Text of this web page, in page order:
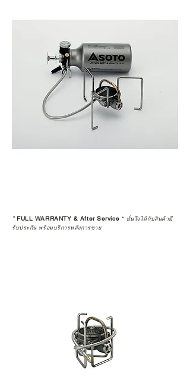
*FULL WARRANTY & After Service * มั่นใจได้กับสินค้ามี
รับประกัน พร้อมบริการหลังการขาย